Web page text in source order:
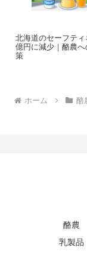
北海道のセーフテ
億円に減少｜酪農
策
ホーム 酪
酪農
乳製品